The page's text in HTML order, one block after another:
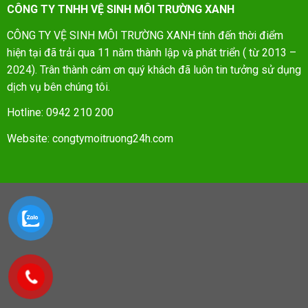
CÔNG TY TNHH VỆ SINH MÔI TRƯỜNG XANH
CÔNG TY VỆ SINH MÔI TRƯỜNG XANH tính đến thời điểm
hiện tại đã trải qua 11 năm thành lập và phát triển ( từ 2013 –
2024). Trân thành cám ơn quý khách đã luôn tin tưởng sử dụng
dịch vụ bên chúng tôi.
Hotline: 0942 210 200
Website: congtymoitruong24h.com